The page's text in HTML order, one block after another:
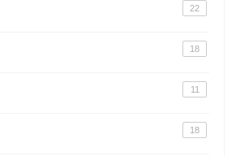
22
18
11
18